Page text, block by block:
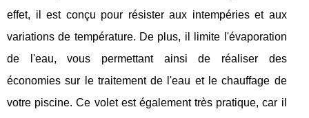
effet, il est conçu pour résister aux intempéries et aux
variations de température. De plus, il limite l'évaporation
de l'eau, vous permettant ainsi de réaliser des
économies sur le traitement de l'eau et le chauffage de
votre piscine. Ce volet est également très pratique, car il